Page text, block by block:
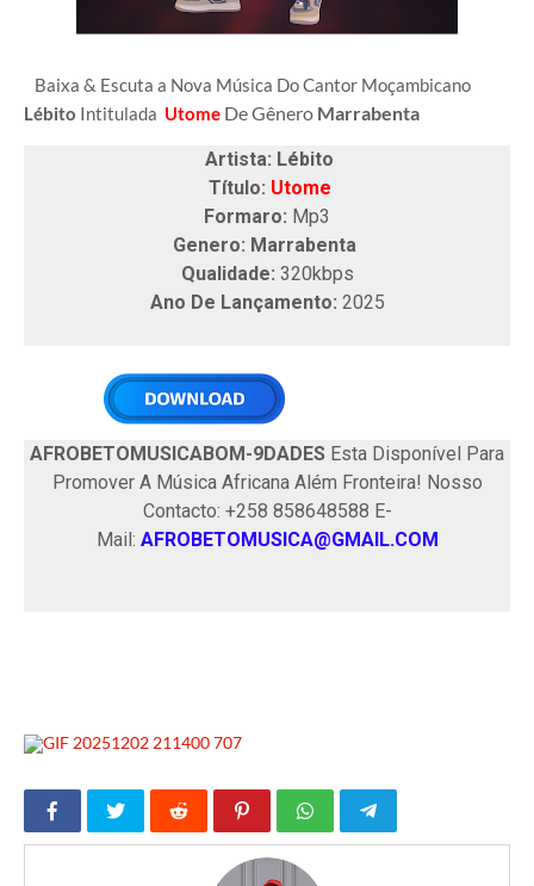
Baixa & Escuta a Nova Música Do Cantor Moçambicano
Lébito Intitulada Utome De Gênero Marrabenta
Artista: Lébito
Título: Utome
Formaro: Mp3
Genero: Marrabenta
Qualidade: 320kbps
Ano De Lançamento: 2025
AFROBETOMUSICABOM-9DADES Esta Disponível Para
Promover A Música Africana Além Fronteira! Nosso
Contacto: +258 858648588 E-
Mail: AFROBETOMUSICA@GMAIL.COM